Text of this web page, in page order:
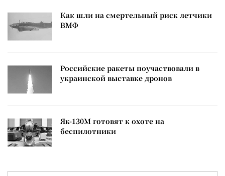
Как шли на смертельный риск летчики
ВМФ
Российские ракеты поучаствовали в
украинской выставке дронов
Як-130М готовят к охоте на
беспилотники